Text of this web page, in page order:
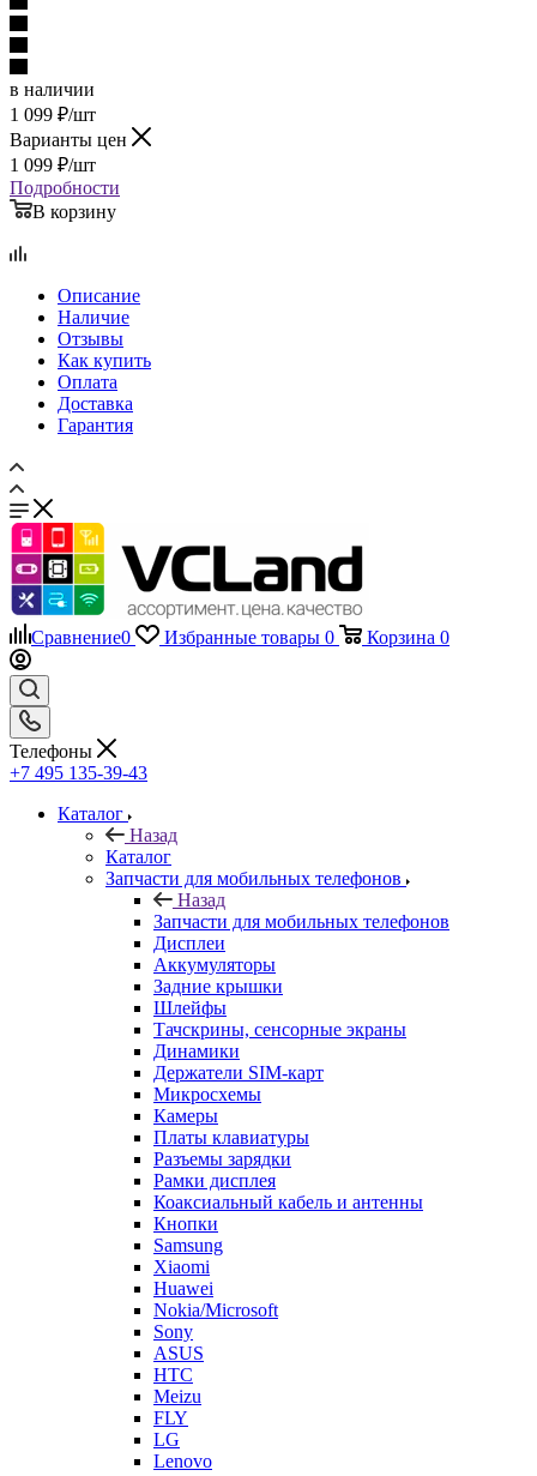
в наличии
1 099 ₽/шт
Варианты цен
1 099 ₽/шт
Подробности
В корзину
Описание
Наличие
Отзывы
Как купить
Оплата
Доставка
Гарантия
Сравнение0 Избранные товары 0 Корзина 0
Телефоны
+7 495 135-39-43
Каталог
Назад
Каталог
Запчасти для мобильных телефонов
Назад
Запчасти для мобильных телефонов
Дисплеи
Аккумуляторы
Задние крышки
Шлейфы
Тачскрины, сенсорные экраны
Динамики
Держатели SIM-карт
Микросхемы
Камеры
Платы клавиатуры
Разъемы зарядки
Рамки дисплея
Коаксиальный кабель и антенны
Кнопки
Samsung
Xiaomi
Huawei
Nokia/Microsoft
Sony
ASUS
HTC
Meizu
FLY
LG
Lenovo